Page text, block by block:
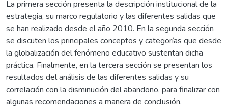
La primera sección presenta la descripción institucional de la
estrategia, su marco regulatorio y las diferentes salidas que
se han realizado desde el año 2010. En la segunda sección
se discuten los principales conceptos y categorías que desde
la globalización del fenómeno educativo sustentan dicha
práctica. Finalmente, en la tercera sección se presentan los
resultados del análisis de las diferentes salidas y su
correlación con la disminución del abandono, para finalizar con
algunas recomendaciones a manera de conclusión.